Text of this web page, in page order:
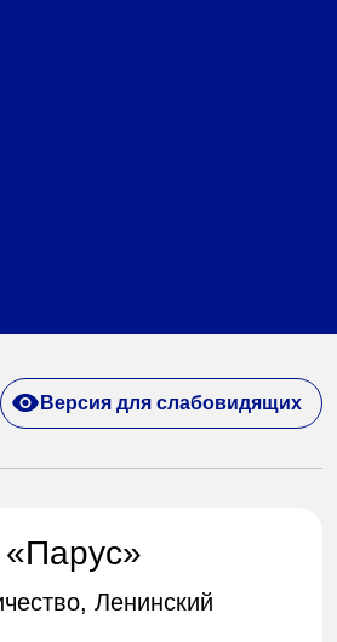
Версия для слабовидящих
Ленинский